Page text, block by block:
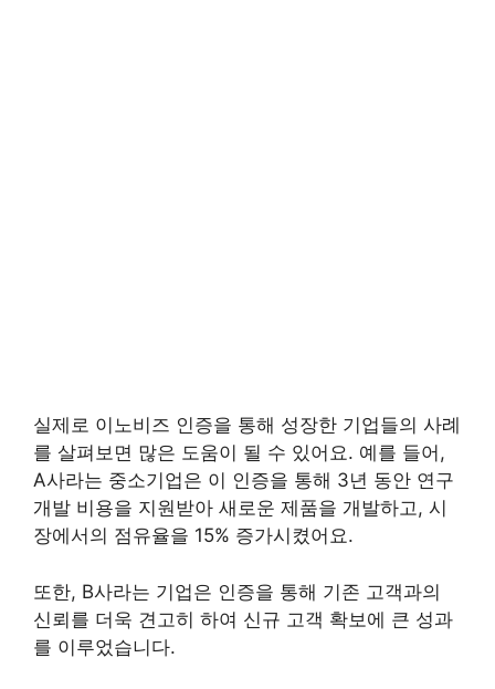
실제로 이노비즈 인증을 통해 성장한 기업들의 사례
를 살펴보면 많은 도움이 될 수 있어요. 예를 들어,
A사라는 중소기업은 이 인증을 통해 3년 동안 연구
개발 비용을 지원받아 새로운 제품을 개발하고, 시
장에서의 점유율을 15% 증가시켰어요.
또한, B사라는 기업은 인증을 통해 기존 고객과의
신뢰를 더욱 견고히 하여 신규 고객 확보에 큰 성과
를 이루었습니다.